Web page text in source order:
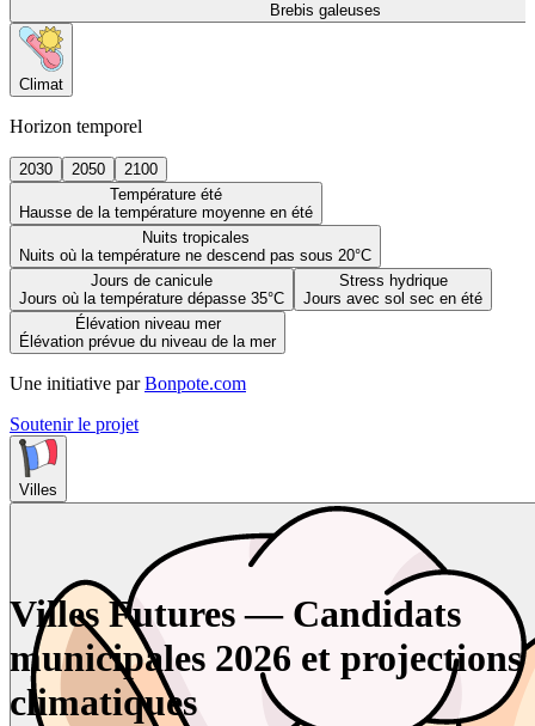
Brebis galeuses
Climat
Horizon temporel
2030 2050
2100
Température été
Hausse de la température moyenne en été
Nuits tropicales
Nuits où la température ne descend pas sous 20°C
Jours de canicule
Jours où la température dépasse 35°C
Stress hydrique
Jours avec sol sec en été
Élévation niveau mer
Élévation prévue du niveau de la mer
Une initiative par Bonpote.com
Soutenir le projet
Villes
Villes Futures — Candidats
municipales 2026 et projections
climatiques